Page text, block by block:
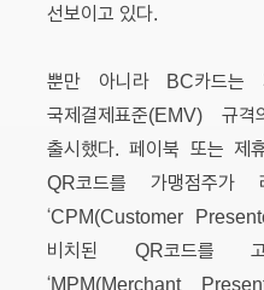
선보이고 있다.
뿐만 아니라 BC카드는
국제결제표준(EMV) 규
출시했다. 페이북 또는 제
QR코드를 가맹점주가
‘CPM(Customer
비치된 QR코드를
‘MPM(Merchant